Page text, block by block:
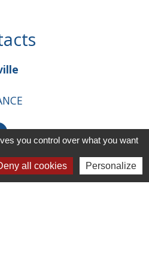
you control over what you want
all cookies Personalize